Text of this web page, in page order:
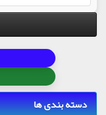
دسته بندی ها